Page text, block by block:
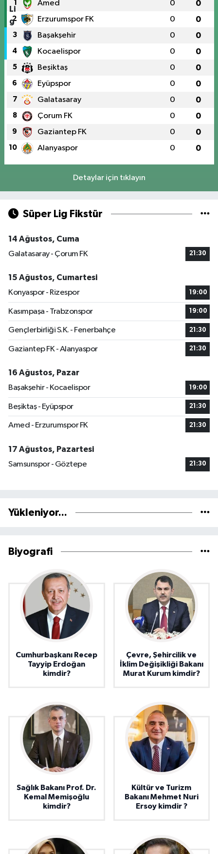
1 Amed 0 0
2 Erzurumspor FK 0 0
3 Başakşehir 0 0
4 Kocaelispor 0 0
5 Beşiktaş 0 0
6 Eyüpspor 0 0
7 Galatasaray 0 0
8 Çorum FK 0 0
9 Gaziantep FK 0 0
10 Alanyaspor 0 0
Detaylar için tıklayın
Süper Lig Fikstür
14 Ağustos, Cuma
Galatasaray - Çorum FK
21:30
15 Ağustos, Cumartesi
Konyaspor - Rizespor
19:00
Kasımpaşa - Trabzonspor 19:00
Gençlerbirliği S.K. - Fenerbahçe 21:30
Gaziantep FK - Alanyaspor 21:30
16 Ağustos, Pazar
Başakşehir - Kocaelispor
19:00
Beşiktaş - Eyüpspor 21:30
Amed - Erzurumspor FK 21:30
17 Ağustos, Pazartesi
Samsunspor - Göztepe
21:30
Yükleniyor...
Biyografi
Cumhurbaşkanı Recep
Tayyip Erdoğan
kimdir?
Çevre, Şehircilik ve
İklim Değişikliği Bakanı
Murat Kurum kimdir?
Sağlık Bakanı Prof. Dr.
Kemal Memişoğlu
kimdir?
Kültür ve Turizm
Bakanı Mehmet Nuri
Ersoy kimdir ?